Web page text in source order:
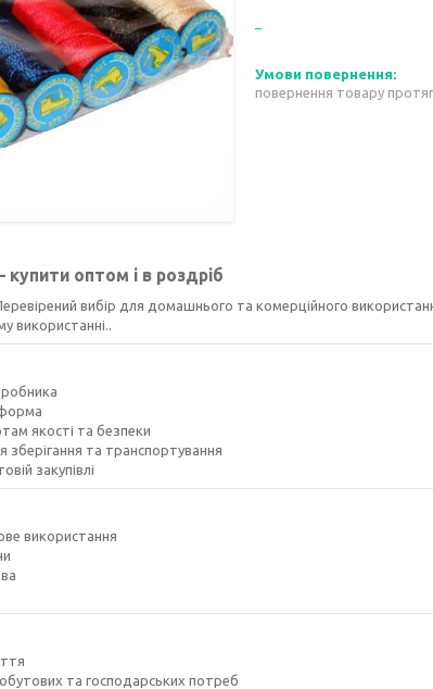
повернення товару
оптом і в роздріб
вибір для домашнього та комерційного
використанні..
якості та безпеки
зберігання та транспортування
закупівлі
використання
та господарських потреб